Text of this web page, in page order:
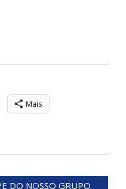
Mais
DO NOSSO GRUPO